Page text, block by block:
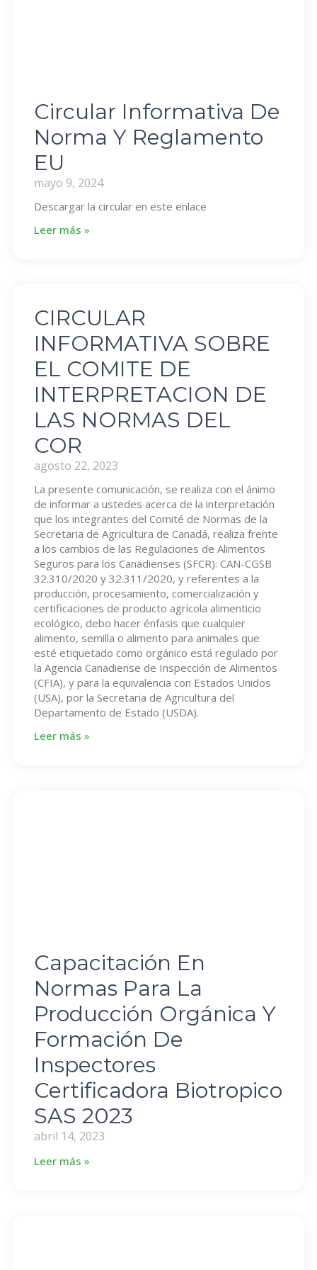
Circular Informativa De
Norma Y Reglamento
EU
mayo 9, 2024
Descargar la circular en este enlace
Leer más »
CIRCULAR
INFORMATIVA SOBRE
EL COMITE DE
INTERPRETACION DE
LAS NORMAS DEL
COR
agosto 22, 2023
La presente comunicación, se realiza con el ánimo
de informar a ustedes acerca de la interpretación
que los integrantes del Comité de Normas de la
Secretaria de Agricultura de Canadá, realiza frente
a los cambios de las Regulaciones de Alimentos
Seguros para los Canadienses (SFCR): CAN-CGSB
32.310/2020 y 32.311/2020, y referentes a la
producción, procesamiento, comercialización y
certificaciones de producto agrícola alimenticio
ecológico, debo hacer énfasis que cualquier
alimento, semilla o alimento para animales que
esté etiquetado como orgánico está regulado por
la Agencia Canadiense de Inspección de Alimentos
(CFIA), y para la equivalencia con Estados Unidos
(USA), por la Secretaria de Agricultura del
Departamento de Estado (USDA).
Leer más »
Capacitación En
Normas Para La
Producción Orgánica Y
Formación De
Inspectores
Certificadora Biotropico
SAS 2023
abril 14, 2023
Leer más »